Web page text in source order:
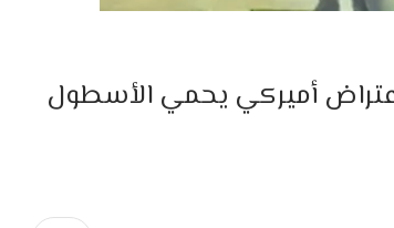
أميركي يحمي الأسطول